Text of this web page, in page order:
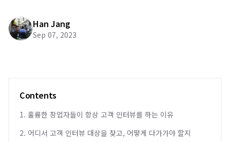
Han Jang
Sep 07, 2023
Contents
1. 훌륭한 창업자들이 항상 고객 인터뷰를 하는 이유
2. 어디서 고객 인터뷰 대상을 찾고, 어떻게 다가가야 할지